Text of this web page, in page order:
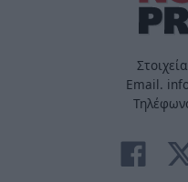
Email.